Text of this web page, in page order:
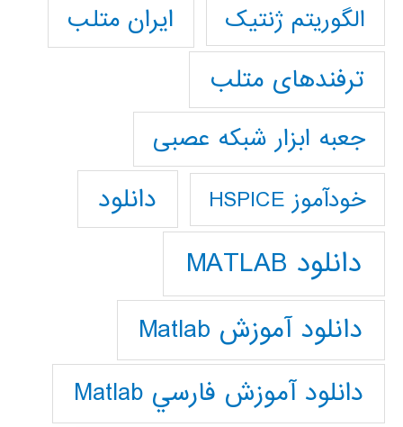
الگوریتم ژنتیک
ایران متلب
ترفندهای متلب
جعبه ابزار شبکه عصبی
خودآموز HSPICE دانلود
دانلود MATLAB
دانلود آموزش Matlab
دانلود آموزش فارسي Matlab